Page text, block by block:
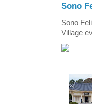
Sono
Sono
Village